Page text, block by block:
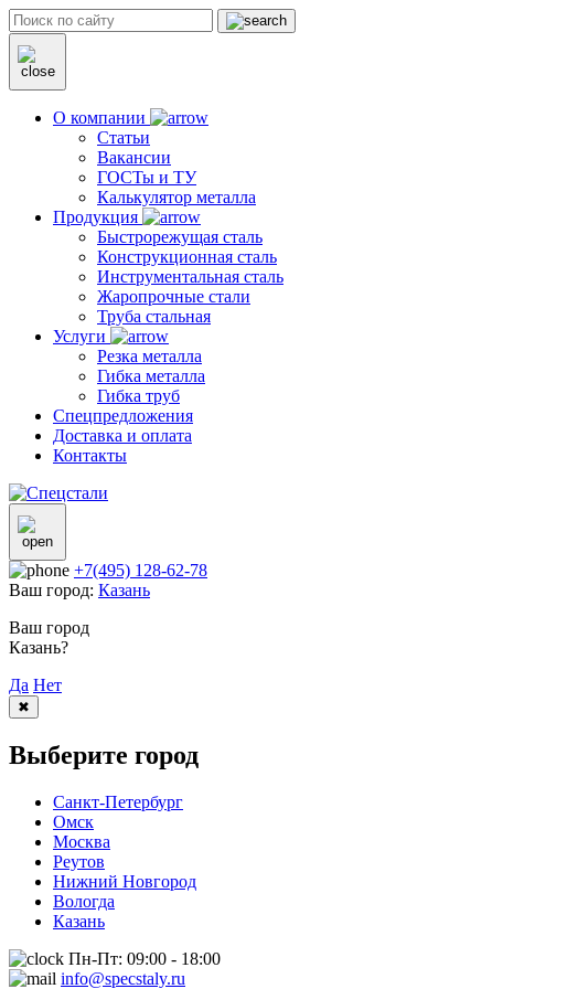
О компании
Статьи
Вакансии
ГОСТы и ТУ
Калькулятор металла
Продукция
Быстрорежущая сталь
Конструкционная сталь
Инструментальная сталь
Жаропрочные стали
Труба стальная
Услуги
Резка металла
Гибка металла
Гибка труб
Спецпредложения
Доставка и оплата
Контакты
+7(495) 128-62-78
Ваш город: Казань
Ваш город
Казань?
Да Нет
✖
Выберите город
Санкт-Петербург
Омск
Москва
Реутов
Нижний Новгород
Вологда
Казань
Пн-Пт: 09:00 - 18:00
info@specstaly.ru